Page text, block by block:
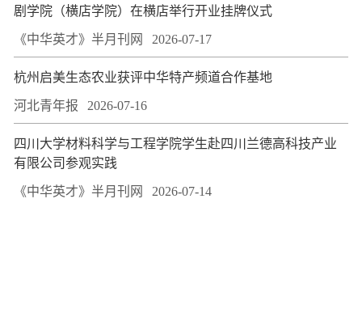
剧学院（横店学院）在横店举行开业挂牌仪式
《中华英才》半月刊网 2026-07-17
杭州启美生态农业获评中华特产频道合作基地
河北青年报 2026-07-16
四川大学材料科学与工程学院学生赴四川兰德高科技产业
有限公司参观实践
《中华英才》半月刊网 2026-07-14